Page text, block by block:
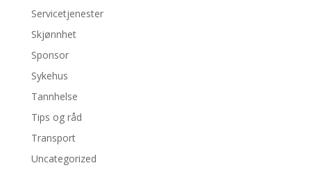
Servicetjenester
Skjønnhet
Sponsor
Sykehus
Tannhelse
Tips og råd
Transport
Uncategorized